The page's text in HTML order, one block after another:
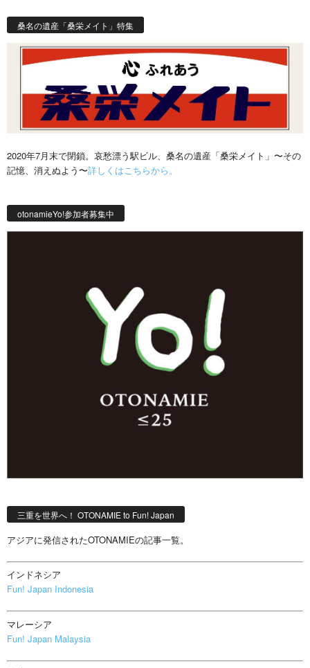
桑名の遺産「桑栄メイト」特集
2020年7月末で閉鎖。哀愁漂う駅ビル、桑名の遺産「桑栄メイト」〜その
記憶、消えぬよう〜詳しくはこちらから。
otonamieYo!参加者募集中
三重を世界へ！ OTONAMIE to Fun! Japan
アジアに発信されたOTONAMIEの記事一覧。
インドネシア
Fun! Japan Indonesia
マレーシア
Fun! Japan Malaysia